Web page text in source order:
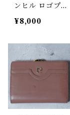
ンヒル ロゴプ
ングウォレット
¥8,000